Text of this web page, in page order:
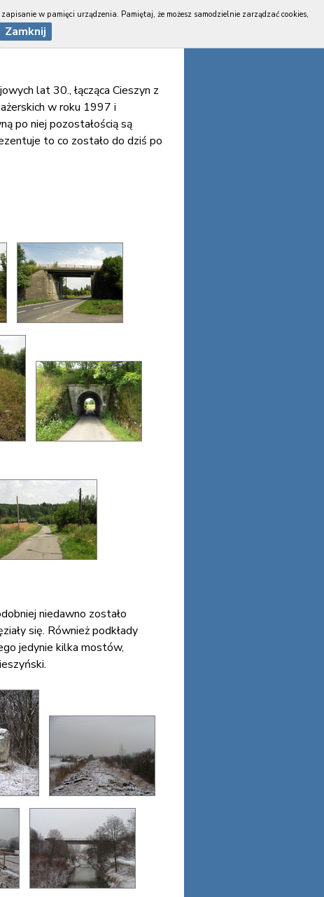
2008 / luty 2011 / maj 2020
lat 30., łącząca Cieszyn z
w roku 1997 i
po niej pozostałością są
to co zostało do dziś po
niedawno zostało
się. Również podkłady
jedynie kilka mostów,
w pamięci urządzenia. Pamiętaj, że możesz samodzielnie zarządzać cookies,
Zamknij